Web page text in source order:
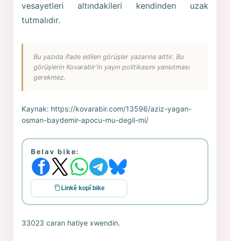
vesayetleri altındakileri kendinden uzak
tutmalıdır.
Bu yazıda ifade edilen görüşler yazarına aittir. Bu
görüşlerin Kovarabir'in yayın politikasını yansıtması
gerekmez.
Kaynak: https://kovarabir.com/13596/aziz-yagan-
osman-baydemir-apocu-mu-degil-mi/
Belav bike:
Linkê kopî bike
33023 caran hatiye xwendin.